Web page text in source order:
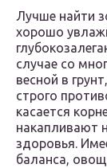
Лучше найти
хорошо
случае со
весной в
строго
касается
накапливают
здоровья.
баланса,